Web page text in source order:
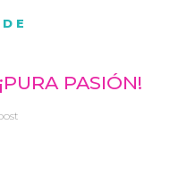
PASIÓN!